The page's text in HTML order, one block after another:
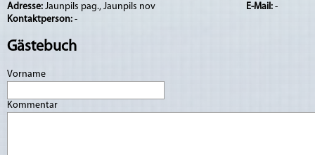
Adresse: Jaunpils pag., Jaunpils nov
Kontaktperson: -
E-Mail: -
Gästebuch
Vorname
Kommentar